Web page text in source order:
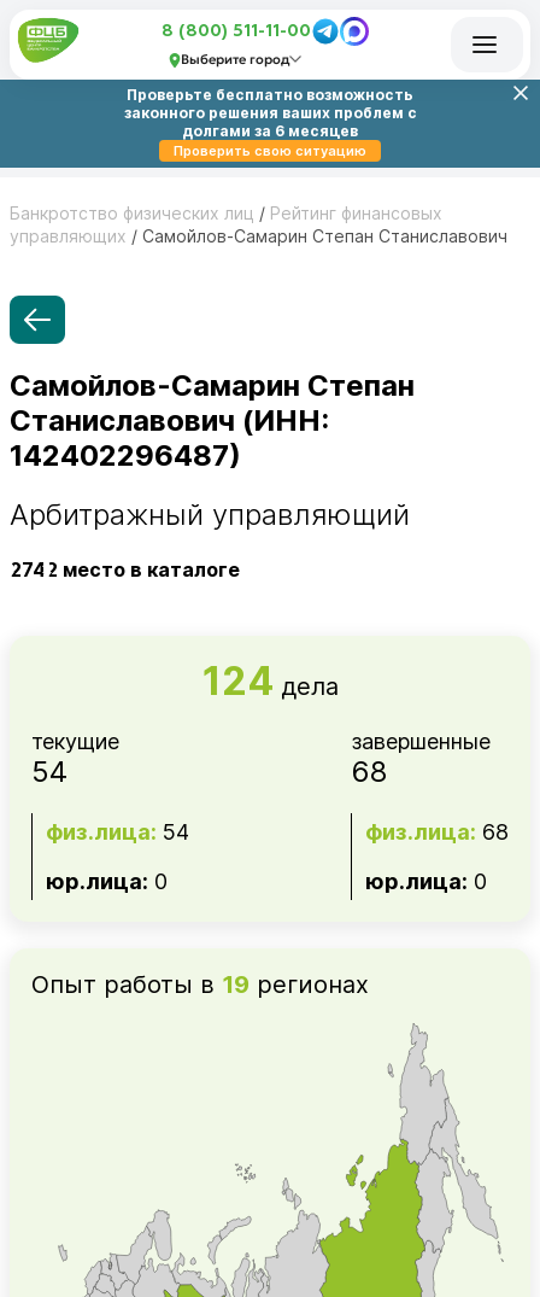
8 (800) 511-11-00
Выберите город
Проверьте бесплатно возможность
законного решения ваших проблем с
долгами за 6 месяцев
Проверить свою ситуацию
Банкротство физических лиц / Рейтинг финансовых
управляющих / Самойлов-Самарин Степан Станиславович
Самойлов-Самарин Степан
Станиславович (ИНН:
142402296487)
Арбитражный управляющий
2742 место в каталоге
124 дела
текущие
54
физ.лица: 54
юр.лица: 0
завершенные
68
физ.лица: 68
юр.лица: 0
Опыт работы в 19 регионах